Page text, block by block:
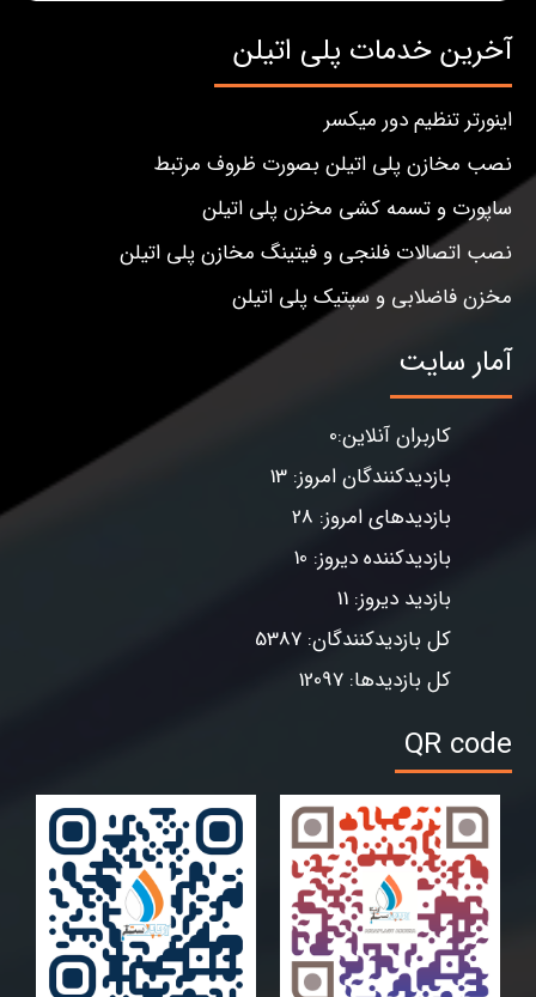
آخرین خدمات پلی اتیلن
اینورتر تنظیم دور میکسر
نصب مخازن پلی اتیلن بصورت ظروف مرتبط
ساپورت و تسمه کشی مخزن پلی اتیلن
نصب اتصالات فلنجی و فیتینگ مخازن پلی اتیلن
مخزن فاضلابی و سپتیک پلی اتیلن
آمار سایت
کاربران آنلاین:0
بازدیدکنندگان امروز: 13
بازدیدهای امروز: 28
بازدیدکننده دیروز: 10
بازدید دیروز: 11
کل بازدیدکنندگان: 5387
کل بازدیدها: 12097
QR code